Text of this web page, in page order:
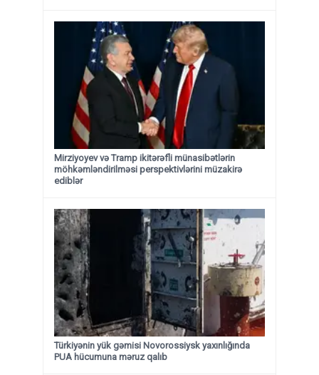
Mirziyoyev və Tramp ikitərəfli münasibətlərin
möhkəmləndirilməsi perspektivlərini müzakirə
ediblər
Türkiyənin yük gəmisi Novorossiysk yaxınlığında
PUA hücumuna məruz qalıb